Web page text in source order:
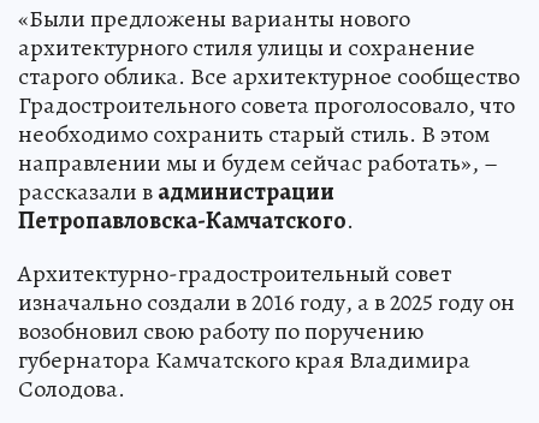
«Были предложены варианты нового
архитектурного стиля улицы и сохранение
старого облика. Все архитектурное сообщество
Градостроительного совета проголосовало, что
необходимо сохранить старый стиль. В этом
направлении мы и будем сейчас работать», –
рассказали вадминистрации
Петропавловска-Камчатского.
Архитектурно-градостроительный совет
изначально создали в 2016 году, а в 2025 году он
возобновил свою работу по поручению
губернатора Камчатского края Владимира
Солодова.